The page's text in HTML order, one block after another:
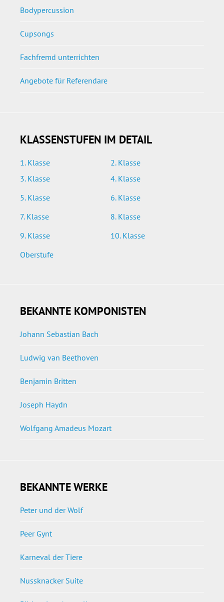
Bodypercussion
Cupsongs
Fachfremd unterrichten
Angebote für Referendare
KLASSENSTUFEN IM DETAIL
1. Klasse
2. Klasse
3. Klasse
4. Klasse
5. Klasse
6. Klasse
7. Klasse
8. Klasse
9. Klasse
10. Klasse
Oberstufe
BEKANNTE KOMPONISTEN
Johann Sebastian Bach
Ludwig van Beethoven
Benjamin Britten
Joseph Haydn
Wolfgang Amadeus Mozart
BEKANNTE WERKE
Peter und der Wolf
Peer Gynt
Karneval der Tiere
Nussknacker Suite